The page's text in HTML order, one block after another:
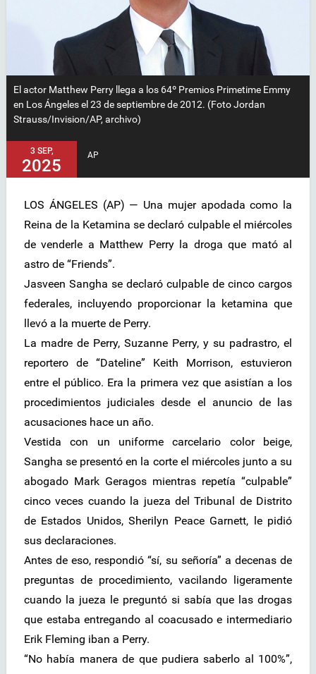
El actor Matthew Perry llega a los 64º Premios Primetime Emmy
en Los Ángeles el 23 de septiembre de 2012. (Foto Jordan
Strauss/Invision/AP, archivo)
3 SEP,
2025
AP
LOS ÁNGELES (AP) — Una mujer apodada como la
Reina de la Ketamina se declaró culpable el miércoles
de venderle a Matthew Perry la droga que mató al
astro de “Friends”.
Jasveen Sangha se declaró culpable de cinco cargos
federales, incluyendo proporcionar la ketamina que
llevó a la muerte de Perry.
La madre de Perry, Suzanne Perry, y su padrastro, el
reportero de “Dateline” Keith Morrison, estuvieron
entre el público. Era la primera vez que asistían a los
procedimientos judiciales desde el anuncio de las
acusaciones hace un año.
Vestida con un uniforme carcelario color beige,
Sangha se presentó en la corte el miércoles junto a su
abogado Mark Geragos mientras repetía “culpable”
cinco veces cuando la jueza del Tribunal de Distrito
de Estados Unidos, Sherilyn Peace Garnett, le pidió
sus declaraciones.
Antes de eso, respondió “sí, su señoría” a decenas de
preguntas de procedimiento, vacilando ligeramente
cuando la jueza le preguntó si sabía que las drogas
que estaba entregando al coacusado e intermediario
Erik Fleming iban a Perry.
“No había manera de que pudiera saberlo al 100%”,